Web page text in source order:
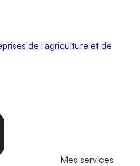
de l'agriculture et de
Mes services